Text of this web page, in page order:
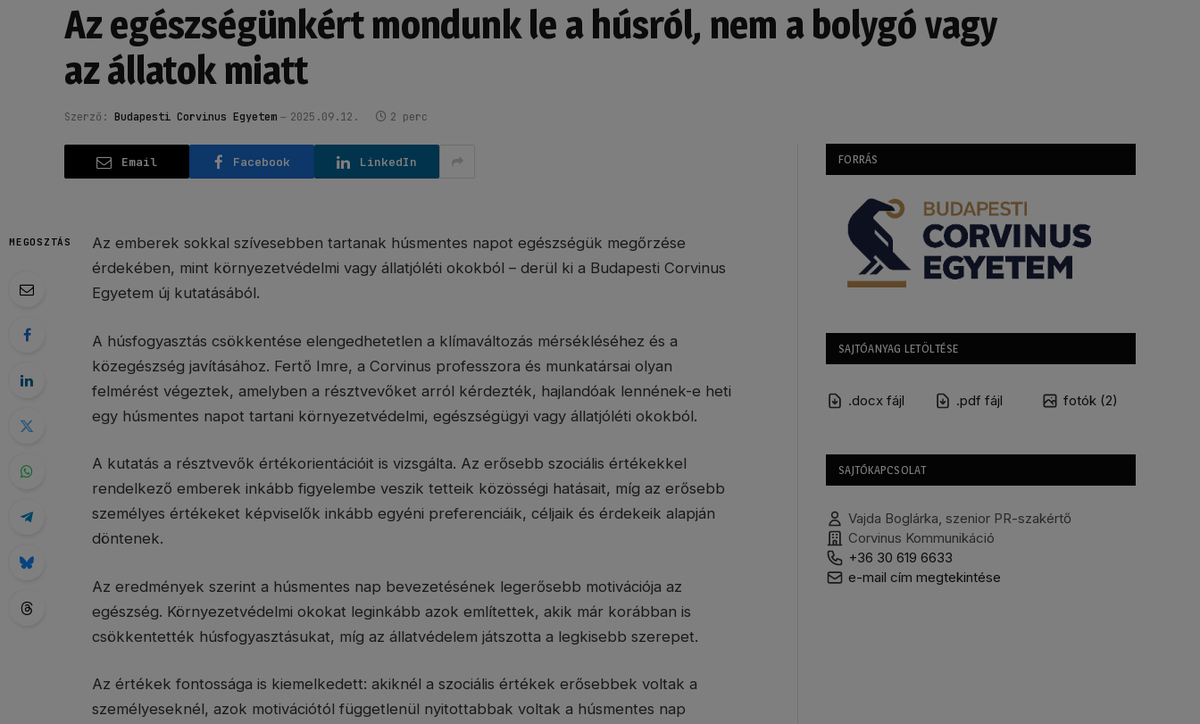
Az egészségünkért mondunk le a húsról, nem a bolygó vagy
az állatok miatt
Szerző: Budapesti Corvinus Egyetem 2025.09.12. 2 perc
Email Facebook LinkedIn
MEGOSZTÁS
Az emberek sokkal szívesebben tartanak húsmentes napot egészségük megőrzése
érdekében, mint környezetvédelmi vagy állatjóléti okokból – derül ki a Budapesti Corvinus
Egyetem új kutatásából.
A húsfogyasztás csökkentése elengedhetetlen a klímaváltozás mérsékléséhez és a
közegészség javításához. Fertő Imre, a Corvinus professzora és munkatársai olyan
felmérést végeztek, amelyben a résztvevőket arról kérdezték, hajlandóak lennének-e heti
egy húsmentes napot tartani környezetvédelmi, egészségügyi vagy állatjóléti okokból.
A kutatás a résztvevők értékorientációit is vizsgálta. Az erősebb szociális értékekkel
rendelkező emberek inkább figyelembe veszik tetteik közösségi hatásait, míg az erősebb
személyes értékeket képviselők inkább egyéni preferenciáik, céljaik és érdekeik alapján
döntenek.
Az eredmények szerint a húsmentes nap bevezetésének legerősebb motivációja az
egészség. Környezetvédelmi okokat leginkább azok említettek, akik már korábban is
csökkentették húsfogyasztásukat, míg az állatvédelem játszotta a legkisebb szerepet.
Az értékek fontossága is kiemelkedett: akiknél a szociális értékek erősebbek voltak a
személyeseknél, azok motivációtól függetlenül nyitottabbak voltak a húsmentes nap
FORRÁS
SAJTÓANYAG LETÖLTÉSE
.docx fájl .pdf fájl fotók (2)
SAJTÓKAPCSOLAT
Vajda Boglárka, szenior PR-szakértő
Corvinus Kommunikáció
+36 30 619 6633
e-mail cím megtekintése